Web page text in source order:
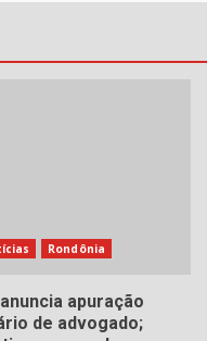
Rondônia
apuração
de advogado;